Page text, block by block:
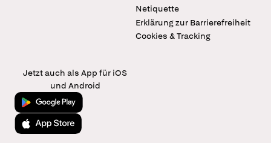
Netiquette
Erklärung zur Barrierefreiheit
Cookies & Tracking
Jetzt auch als App für iOS
und Android
Jetzt bei Google Play
Laden im App Store